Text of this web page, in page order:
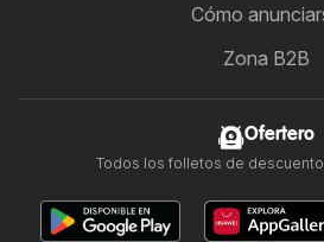
Cómo
Zona B2B
Ofertero
Todos los folletos de